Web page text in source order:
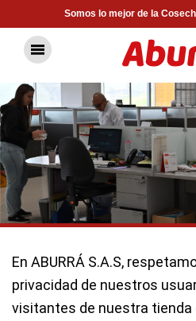
al
contenido
Somos lo mejor de la
En ABURRÁ S.A.S,
privacidad de nuestros
visitantes de nuestra tienda